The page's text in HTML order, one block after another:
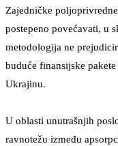
Zajedničke
postepeno povećavati, u
metodologija ne
buduće finansijske
Ukrajinu.
U oblasti unutrašnjih
ravnotežu između